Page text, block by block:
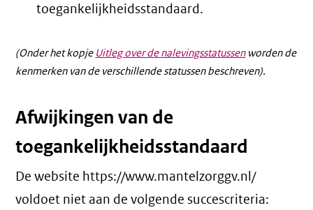
toegankelijkheidsstandaard.
(Onder het kopje Uitleg over de nalevingsstatussenworden de
kenmerken van de verschillende statussen beschreven).
Afwijkingen van de
toegankelijkheidsstandaard
De website https://www.mantelzorggv.nl/
voldoet niet aan de volgende succescriteria: